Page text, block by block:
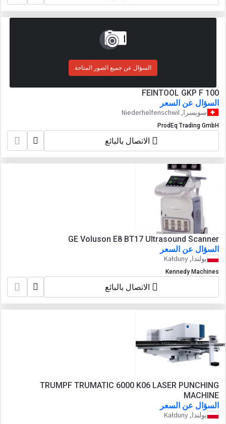
السؤال عن جميع الصور المتاحة
FEINTOOL GKP F 100
السؤال عن السعر
سويسرا, Niederhelfenschwil
ProdEq Trading GmbH
الاتصال بالبائع
GE Voluson E8 BT17 Ultrasound Scanner
السؤال عن السعر
بولندا, Kałduny
Kennedy Machines
الاتصال بالبائع
TRUMPF TRUMATIC 6000 K06 LASER PUNCHING
MACHINE
السؤال عن السعر
بولندا, Kałduny